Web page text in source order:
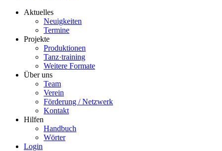
Aktuelles
Neuigkeiten
Termine
Projekte
Produktionen
Tanz·training
Weitere Formate
Über uns
Team
Verein
Förderung / Netzwerk
Kontakt
Hilfen
Handbuch
Wörter
Login